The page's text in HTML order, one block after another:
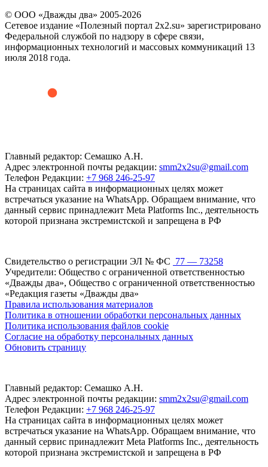
© ООО «Дважды два» 2005-2026
Сетевое издание «Полезный портал 2x2.su» зарегистрировано
Федеральной службой по надзору в сфере связи,
информационных технологий и массовых коммуникаций 13
июля 2018 года.
Главный редактор: Семашко А.Н.
Адрес электронной почты редакции: smm2x2su@gmail.com
Телефон Редакции: +7 968 246-25-97
На страницах сайта в информационных целях может
встречаться указание на WhatsApp. Обращаем внимание, что
данный сервис принадлежит Meta Platforms Inc., деятельность
которой признана экстремистской и запрещена в РФ
Свидетельство о регистрации ЭЛ № ФС 77 — 73258
Учредители: Общество с ограниченной ответственностью
«Дважды два», Общество с ограниченной ответственностью
«Редакция газеты «Дважды два»
Правила использования материалов
Политика в отношении обработки персональных данных
Политика использования файлов cookie
Согласие на обработку персональных данных
Обновить страницу
Главный редактор: Семашко А.Н.
Адрес электронной почты редакции: smm2x2su@gmail.com
Телефон Редакции: +7 968 246-25-97
На страницах сайта в информационных целях может
встречаться указание на WhatsApp. Обращаем внимание, что
данный сервис принадлежит Meta Platforms Inc., деятельность
которой признана экстремистской и запрещена в РФ